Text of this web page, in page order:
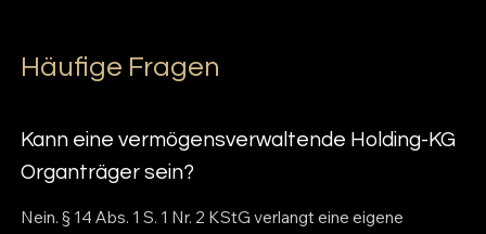
Häufige Fragen
Kann eine vermögensverwaltende Holding-KG
Organträger sein?
Nein. § 14 Abs. 1 S. 1 Nr. 2 KStG verlangt eine eigene